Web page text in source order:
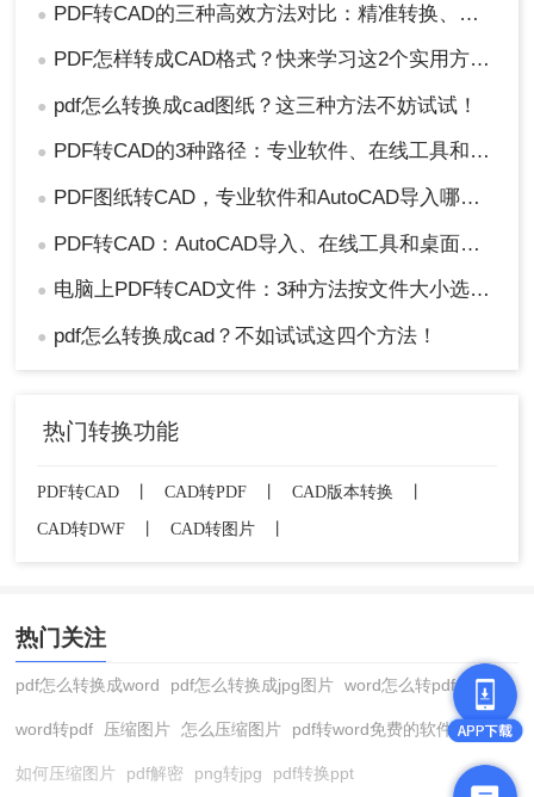
● PDF转CAD的三种高效方法对比：精准转换、可编辑、保图层！
● PDF怎样转成CAD格式？快来学习这2个实用方法吧！
● pdf怎么转换成cad图纸？这三种方法不妨试试！
● PDF转CAD的3种路径：专业软件、在线工具和专用转换器各适合谁！
● PDF图纸转CAD，专业软件和AutoCAD导入哪个更合适！
● PDF转CAD：AutoCAD导入、在线工具和桌面软件，哪个更适合你！
● 电脑上PDF转CAD文件：3种方法按文件大小选，大的别用在线工具！
● pdf怎么转换成cad？不如试试这四个方法！
热门转换功能
PDF转CAD CAD转PDF CAD版本转换
CAD转DWF
CAD转图片
热门关注
pdf怎么转换成word pdf怎么转换成jpg图片 word怎么转pdf
word转pdf 压缩图片 怎么压缩图片 pdf转word免费的软件
如何压缩图片 pdf解密 png转jpg pdf转换ppt